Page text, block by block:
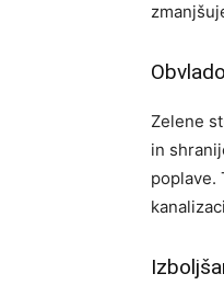
Zelene
in
poplave.